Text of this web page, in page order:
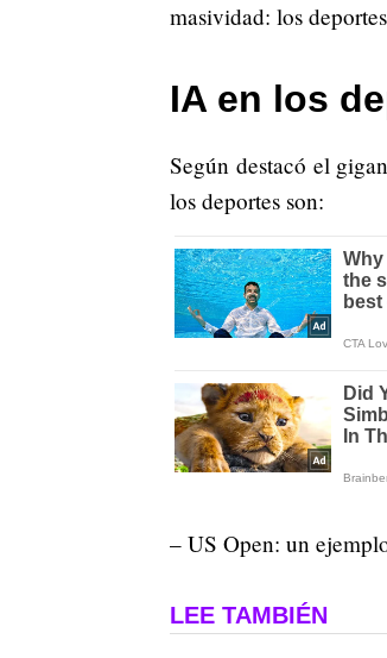
masividad: los
IA en los
Según destacó el
los deportes son:
– US Open: un
LEE TAMBIÉN